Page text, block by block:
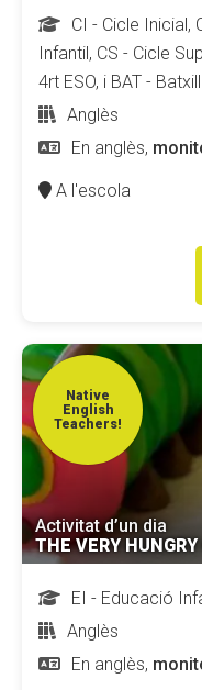
CI - Cicle Inicial,
Infantil, CS - Cicle
4rt ESO, i BAT -
Anglès
En anglès,
A l'escola
Native
English
Teachers!
Activitat d’un dia
THE VERY
EI - Educació
Anglès
En anglès,
ACTUALITAT
Notícies
Butlletins
Diari de la Fundació
Fes voluntariat
Fes un donatiu
Treballa amb nosaltres